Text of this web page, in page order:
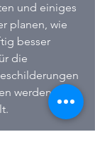
und einiges
planen, wie
besser
die
werden hier